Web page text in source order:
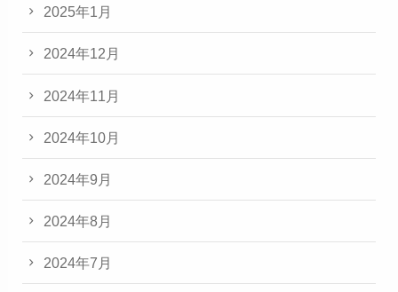
2025年1月
2024年12月
2024年11月
2024年10月
2024年9月
2024年8月
2024年7月